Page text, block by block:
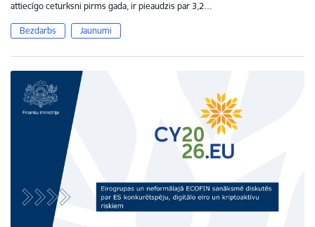
attiecīgo ceturksni pirms gada, ir pieaudzis par 3,2…
Bezdarbs Jaunumi